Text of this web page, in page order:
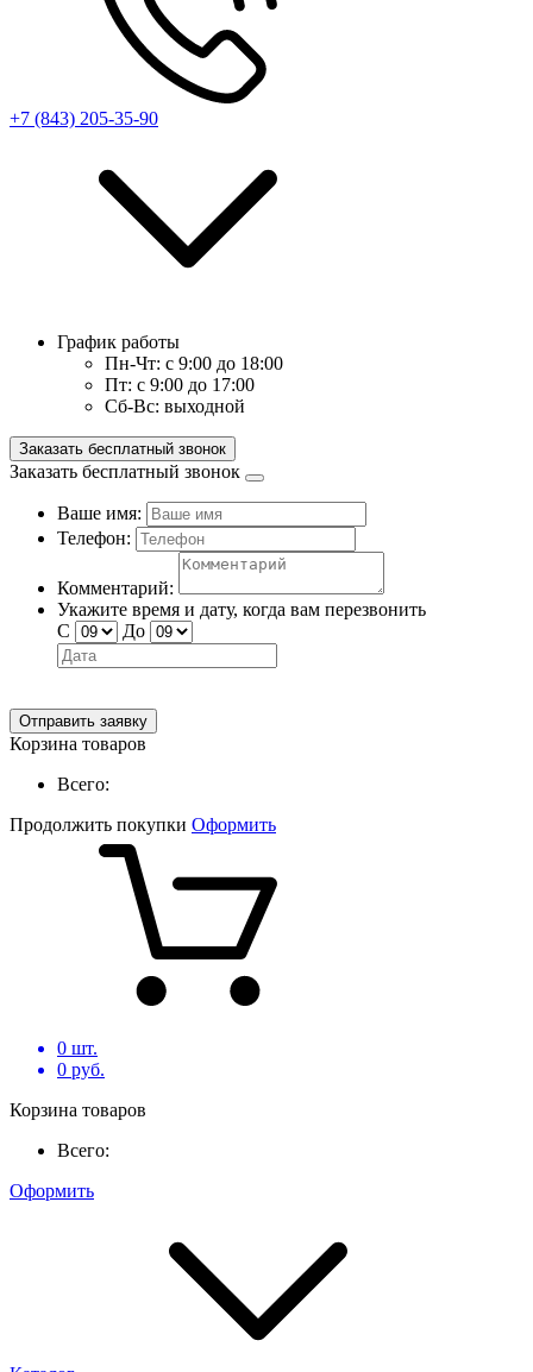
+7 (843) 205-35-90
График работы
Пн-Чт: с 9:00 до 18:00
Пт: с 9:00 до 17:00
Сб-Вс: выходной
Заказать бесплатный звонок
Заказать бесплатный звонок
Ваше имя:
Телефон:
Комментарий:
Укажите время и дату, когда вам перезвонить
С
До
Отправить заявку
Корзина товаров
Всего:
Продолжить покупки Оформить
0 шт.
0 руб.
Корзина товаров
Всего:
Оформить